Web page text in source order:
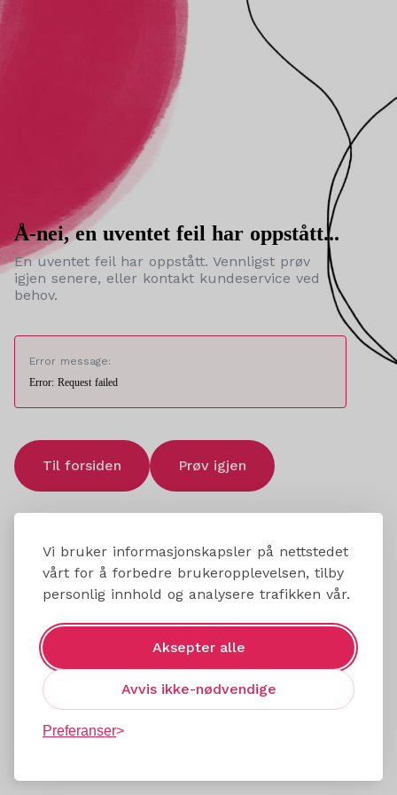
Vi bruker informasjonskapsler på nettstedet
vårt for å forbedre brukeropplevelsen, tilby
personlig innhold og analysere trafikken vår.
Aksepter alle
Avvis ikke-nødvendige
Preferanser
Å-nei, en uventet feil har oppstått...
En uventet feil har oppstått. Vennligst prøv
igjen senere, eller kontakt kundeservice ved
behov.
Error message:
Error: Request failed
Til forsiden Prøv igjen